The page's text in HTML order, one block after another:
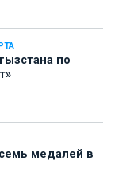
по
медалей в